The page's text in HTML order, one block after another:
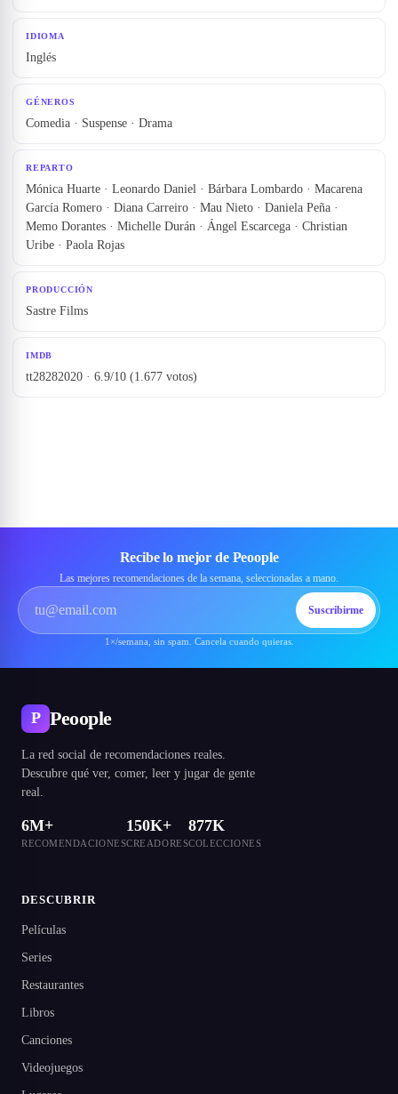
IDIOMA
Inglés
GÉNEROS
Comedia · Suspense · Drama
REPARTO
Mónica Huarte · Leonardo Daniel · Bárbara Lombardo · Macarena
García Romero · Diana Carreiro · Mau Nieto · Daniela Peña ·
Memo Dorantes · Michelle Durán · Ángel Escarcega · Christian
Uribe · Paola Rojas
PRODUCCIÓN
Sastre Films
IMDB
tt28282020 · 6.9/10 (1.677 votos)
Recibe lo mejor de Peoople
Las mejores recomendaciones de la semana, seleccionadas a mano.
Suscribirme
1×/semana, sin spam. Cancela cuando quieras.
P Peoople
La red social de recomendaciones reales.
Descubre qué ver, comer, leer y jugar de gente
real.
6M+
RECOMENDACIONES
150K+
CREADORES
877K
COLECCIONES
DESCUBRIR
Películas
Series
Restaurantes
Libros
Canciones
Videojuegos